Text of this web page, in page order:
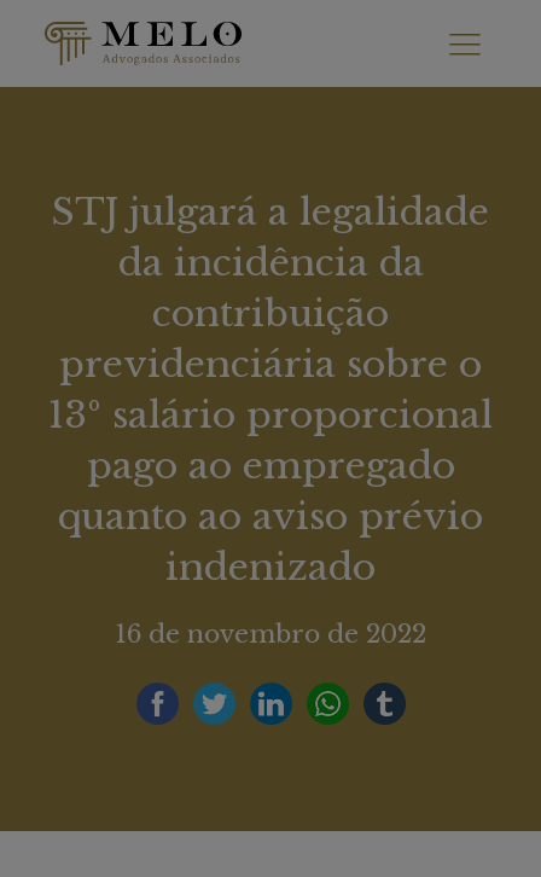
STJ julgará a legalidade
da incidência da
contribuição
previdenciária sobre o
13º salário proporcional
pago ao empregado
quanto ao aviso prévio
indenizado
16 de novembro de 2022